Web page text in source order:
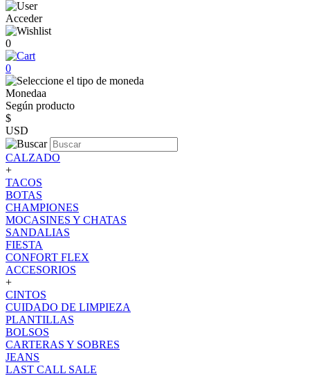
Acceder
0
0
Monedaa
Según producto
$
USD
CALZADO
+
TACOS
BOTAS
CHAMPIONES
MOCASINES Y CHATAS
SANDALIAS
FIESTA
CONFORT FLEX
ACCESORIOS
+
CINTOS
CUIDADO DE LIMPIEZA
PLANTILLAS
BOLSOS
CARTERAS Y SOBRES
JEANS
LAST CALL SALE